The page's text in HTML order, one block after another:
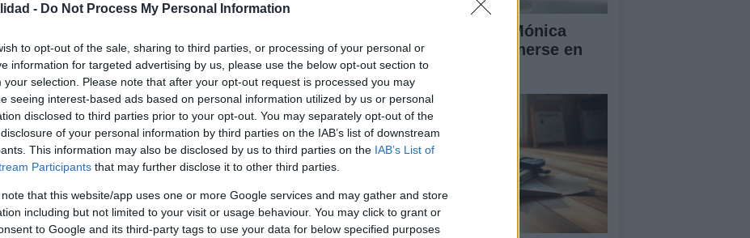
- Do Not Process My Personal Information
to opt-out of the sale, sharing to third parties, or processing of your personal or
information for targeted advertising by us, please use the below opt-out section to
your selection. Please note that after your opt-out request is processed you may
seeing interest-based ads based on personal information utilized by us or personal
disclosed to third parties prior to your opt-out. You may separately opt-out of the
of your personal information by third parties on the IAB’s list of downstream
This information may also be disclosed by us to third parties on the IAB’s List of
Participants that may further disclose it to other third parties.
note that this website/app uses one or more Google services and may gather and store
including but not limited to your visit or usage behaviour. You may click to grant or
to Google and its third-party tags to use your data for below specified purposes
está esperando que la Fiscalía cierre las
La rutina diaria de Mónica
Naranjo para mantenerse en
forma y feliz